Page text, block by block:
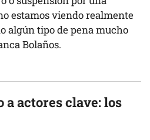
estamos viendo realmente
algún tipo de pena mucho
Bolaños.
a actores clave: los